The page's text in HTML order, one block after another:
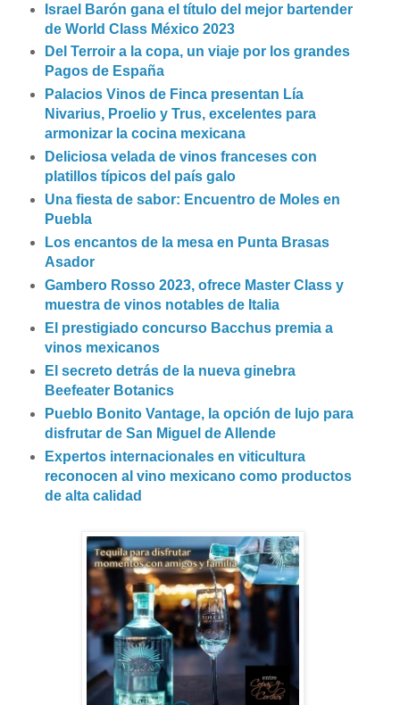
Israel Barón gana el título del mejor bartender
de World Class México 2023
Del Terroir a la copa, un viaje por los grandes
Pagos de España
Palacios Vinos de Finca presentan Lía
Nivarius, Proelio y Trus, excelentes para
armonizar la cocina mexicana
Deliciosa velada de vinos franceses con
platillos típicos del país galo
Una fiesta de sabor: Encuentro de Moles en
Puebla
Los encantos de la mesa en Punta Brasas
Asador
Gambero Rosso 2023, ofrece Master Class y
muestra de vinos notables de Italia
El prestigiado concurso Bacchus premia a
vinos mexicanos
El secreto detrás de la nueva ginebra
Beefeater Botanics
Pueblo Bonito Vantage, la opción de lujo para
disfrutar de San Miguel de Allende
Expertos internacionales en viticultura
reconocen al vino mexicano como productos
de alta calidad